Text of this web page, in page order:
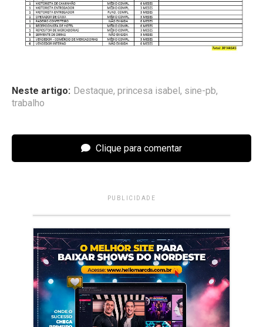
Neste artigo: Destaque, princesa isabel , sine-pb,
trabalho
Clique para comentar
PUBLICIDADE